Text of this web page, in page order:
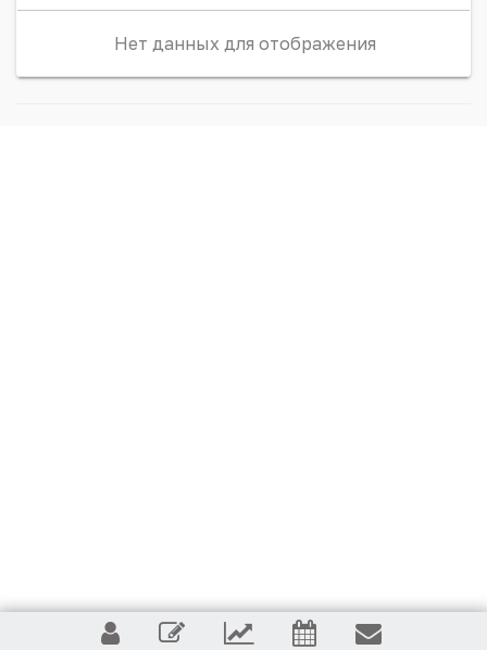
Нет данных для отображения